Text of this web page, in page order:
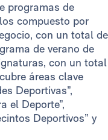
programas de
compuesto por
con un total de
de verano de
con un total
áreas clave
Deportivas”,
el Deporte”,
Deportivos” y